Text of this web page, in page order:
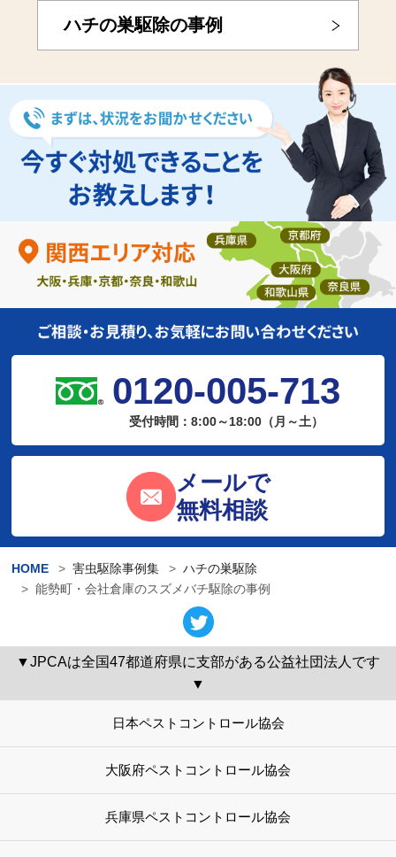
ハチの巣駆除の事例
0120-005-713
受付時間：8:00～18:00（月～土）
メールで
無料相談
HOME 害虫駆除事例集
ハチの巣駆除
能勢町・会社倉庫のスズメバチ駆除の事例
▼JPCAは全国47都道府県に支部がある公益社団法人です
▼
日本ペストコントロール協会
大阪府ペストコントロール協会
兵庫県ペストコントロール協会